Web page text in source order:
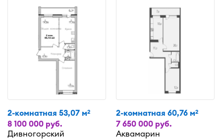
2-комнатная 53,07 м2
8 100 000 руб.
Дивногорский
2-комнатная 60,76 м2
7 650 000 руб.
Аквамарин